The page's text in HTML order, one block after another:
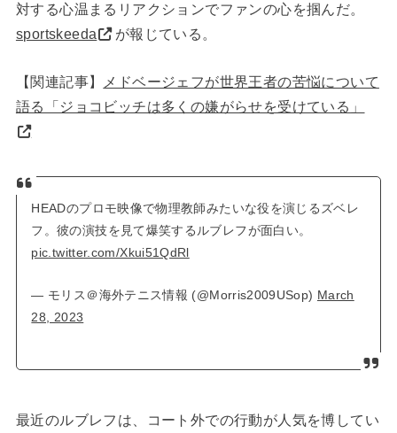
対する心温まるリアクションでファンの心を掴んだ。
sportskeeda
が報じている。
【関連記事】
メドベージェフが世界王者の苦悩について
語る「ジョコビッチは多くの嫌がらせを受けている」
HEADのプロモ映像で物理教師みたいな役を演じるズベレ
フ。彼の演技を見て爆笑するルブレフが面白い。
pic.twitter.com/Xkui51QdRl
— モリス＠海外テニス情報 (@Morris2009USop) March
28, 2023
最近のルブレフは、コート外での行動が人気を博してい